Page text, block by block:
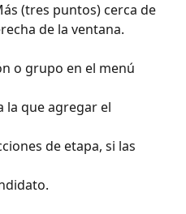
(tres puntos) cerca de
de la ventana.
o grupo en el menú
la que agregar el
de etapa, si las